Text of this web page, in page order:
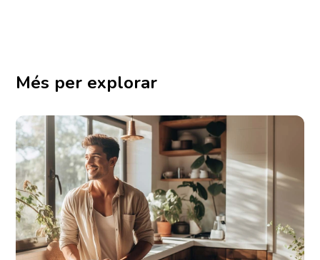
Més per explorar